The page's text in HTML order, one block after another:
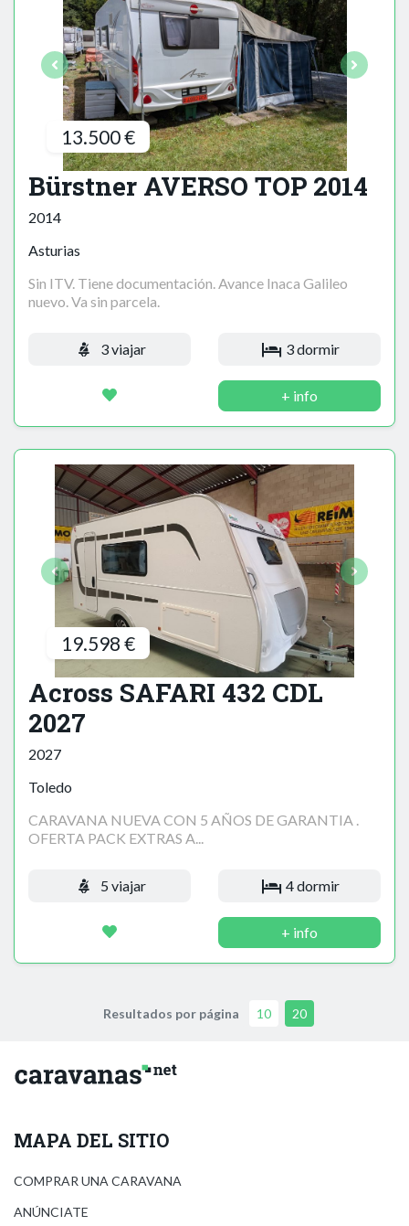
13.500 €
Bürstner AVERSO TOP 2014
2014
Asturias
Sin ITV. Tiene documentación. Avance Inaca Galileo
nuevo. Va sin parcela.
3 viajar 3 dormir
+ info
19.598 €
Across SAFARI 432 CDL
2027
2027
Toledo
CARAVANA NUEVA CON 5 AÑOS DE GARANTIA .
OFERTA PACK EXTRAS A...
5 viajar 4 dormir
+ info
Resultados por página 10 20
MAPA DEL SITIO
COMPRAR UNA CARAVANA
ANÚNCIATE